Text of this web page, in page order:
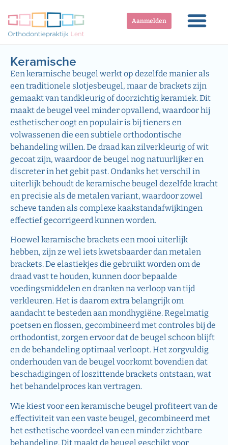
Aanmelden
Keramische
Een keramische beugel werkt op dezelfde manier als
een traditionele slotjesbeugel, maar de brackets zijn
gemaakt van tandkleurig of doorzichtig keramiek. Dit
maakt de beugel veel minder opvallend, waardoor hij
esthetischer oogt en populair is bij tieners en
volwassenen die een subtiele orthodontische
behandeling willen. De draad kan zilverkleurig of wit
gecoat zijn, waardoor de beugel nog natuurlijker en
discreter in het gebit past. Ondanks het verschil in
uiterlijk behoudt de keramische beugel dezelfde kracht
en precisie als de metalen variant, waardoor zowel
scheve tanden als complexe kaakstandafwijkingen
effectief gecorrigeerd kunnen worden.
Hoewel keramische brackets een mooi uiterlijk
hebben, zijn ze wel iets kwetsbaarder dan metalen
brackets. De elastiekjes die gebruikt worden om de
draad vast te houden, kunnen door bepaalde
voedingsmiddelen en dranken na verloop van tijd
verkleuren. Het is daarom extra belangrijk om
aandacht te besteden aan mondhygiëne. Regelmatig
poetsen en flossen, gecombineerd met controles bij de
orthodontist, zorgen ervoor dat de beugel schoon blijft
en de behandeling optimaal verloopt. Het zorgvuldig
onderhouden van de beugel voorkomt bovendien dat
beschadigingen of loszittende brackets ontstaan, wat
het behandelproces kan vertragen.
Wie kiest voor een keramische beugel profiteert van de
effectiviteit van een vaste beugel, gecombineerd met
het esthetische voordeel van een minder zichtbare
behandeling. Dit maakt de beugel geschikt voor